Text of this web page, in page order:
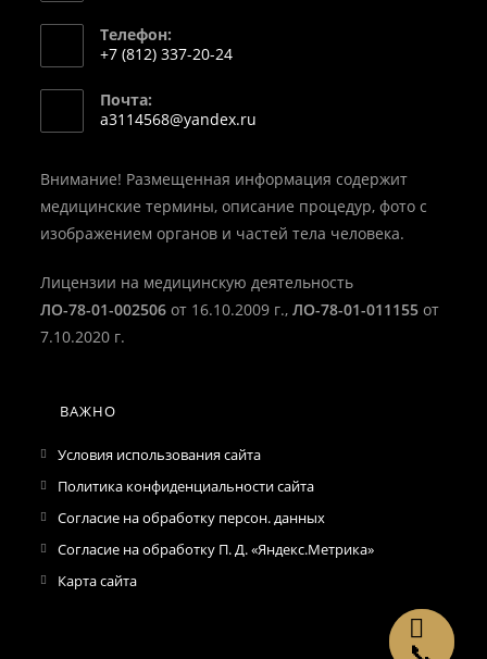
Телефон:
+7 (812) 337-20-24
в
вашем
Почта:
a3114568@yandex.ru
приложении
Внимание! Размещенная информация содержит
медицинские термины, описание процедур, фото с
изображением органов и частей тела человека.
Лицензии на медицинскую деятельность
ЛО-78-01-002506 от 16.10.2009 г.,ЛО-78-01-011155 от
7.10.2020 г.
ВАЖНО
Условия использования сайта
Политика конфиденциальности сайта
Согласие на обработку персон. данных
Согласие на обработку П. Д. «Яндекс.Метрика»
Карта сайта